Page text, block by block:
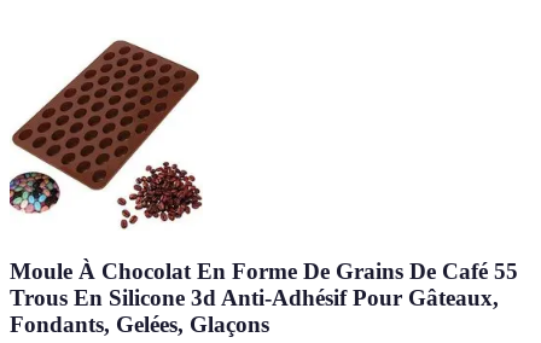
Moule À Chocolat En Forme De Grains De Café 55
Trous En Silicone 3d Anti-Adhésif Pour Gâteaux,
Fondants, Gelées, Glaçons